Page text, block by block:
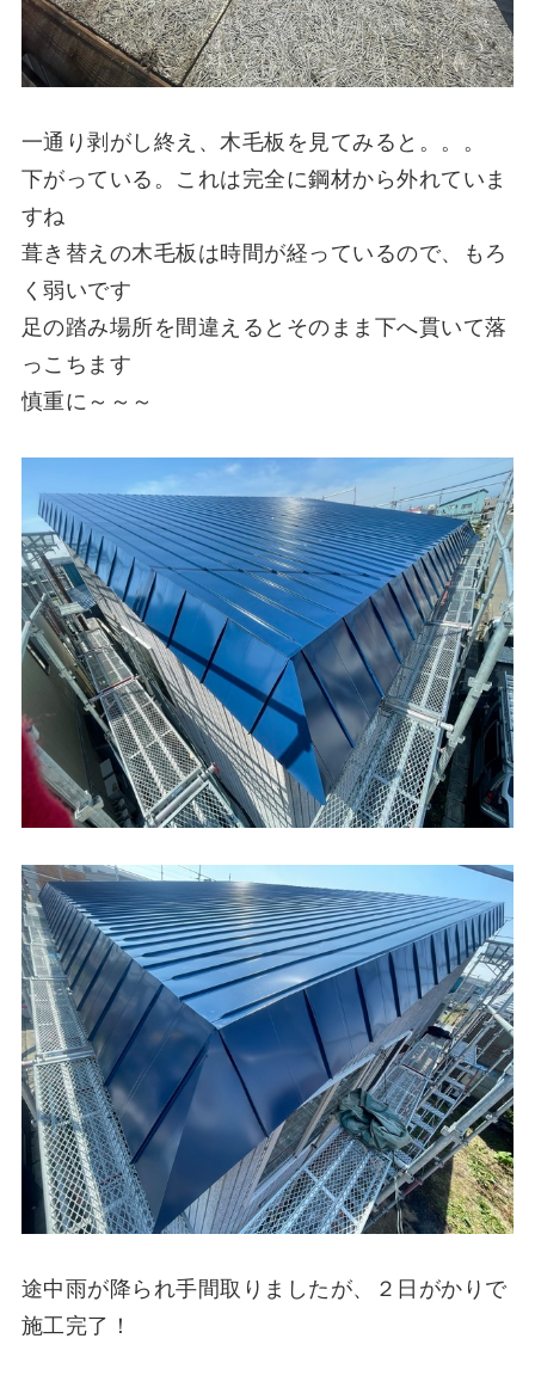
一通り剥がし終え、木毛板を見てみると。。。
下がっている。これは完全に鋼材から外れていま
すね
葺き替えの木毛板は時間が経っているので、もろ
く弱いです
足の踏み場所を間違えるとそのまま下へ貫いて落
っこちます
慎重に～～～
途中雨が降られ手間取りましたが、２日がかりで
施工完了！